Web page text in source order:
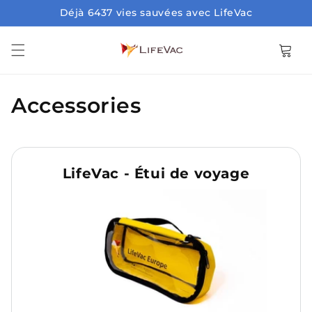
Ignorer et passer au
contenu
Déjà 6437 vies sauvées avec LifeVac
Panier
C
l
Accessories
LifeVac - Étui de voyage